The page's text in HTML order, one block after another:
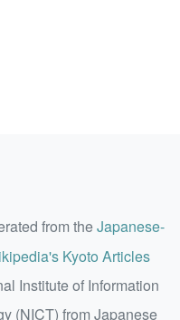
from theJapanese-
Kyoto Articles
Institute of Information
(NICT) from Japanese